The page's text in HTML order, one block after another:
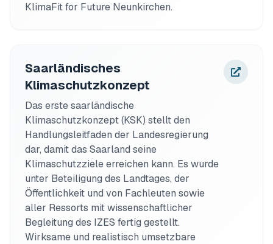
KlimaFit for Future Neunkirchen.
Saarländisches
Klimaschutzkonzept
Das erste saarländische
Klimaschutzkonzept (KSK) stellt den
Handlungsleitfaden der Landesregierung
dar, damit das Saarland seine
Klimaschutzziele erreichen kann. Es wurde
unter Beteiligung des Landtages, der
Öffentlichkeit und von Fachleuten sowie
aller Ressorts mit wissenschaftlicher
Begleitung des IZES fertig gestellt.
Wirksame und realistisch umsetzbare